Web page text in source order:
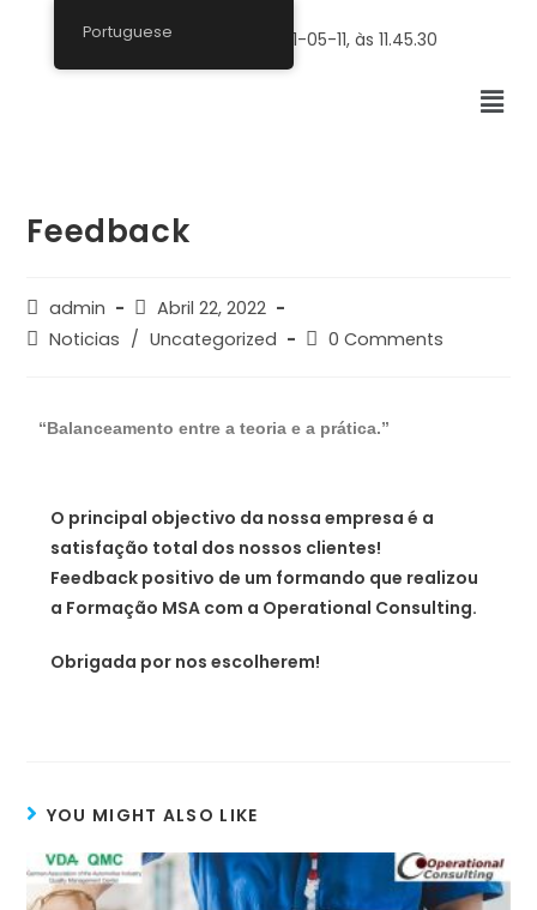
Feedback
admin
Abril 22, 2022
Noticias / Uncategorized 0 Comments
“Balanceamento entre a teoria e a prática.”
O principal objectivo da nossa empresa é a
satisfação total dos nossos clientes!
Feedback positivo de um formando que realizou
a Formação MSA com a Operational Consulting.
Obrigada por nos escolherem!
YOU MIGHT ALSO LIKE
Portuguese